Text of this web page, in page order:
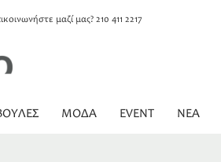
μαζί μας? 210 411 2217
ΜΟΔΑ EVENT NEA